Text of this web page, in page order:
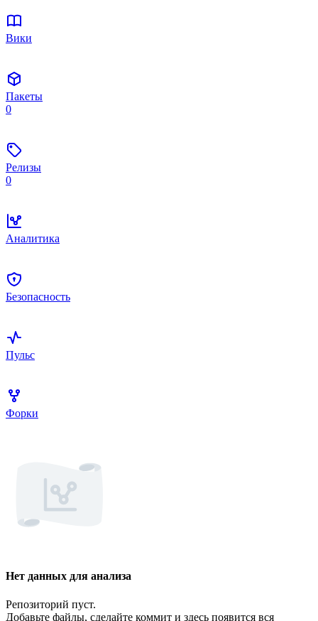
Вики
Пакеты
0
Релизы
0
Аналитика
Безопасность
Пульс
Форки
Нет данных для анализа
Репозиторий пуст.
Добавьте файлы, сделайте коммит и здесь появится вся